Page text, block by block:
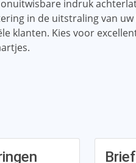
indruk
in de uitstraling van
klanten. Kies voor